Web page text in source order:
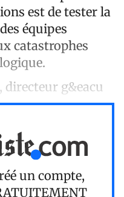
est de tester la
équipes
catastrophes
directeur g&eacu
un compte,